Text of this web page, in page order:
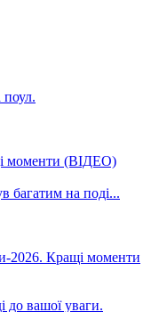
моменти (ВІДЕО)
2026. Кращі моменти